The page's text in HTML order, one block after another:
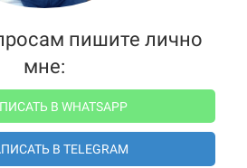
пишите лично
мне:
В WHATSAPP
В TELEGRAM